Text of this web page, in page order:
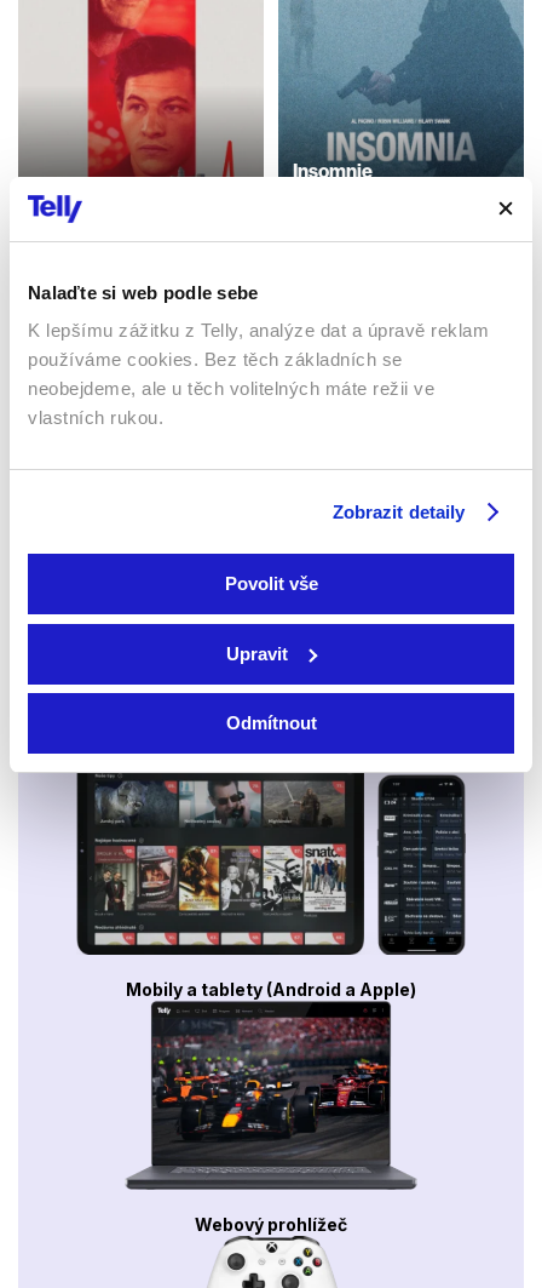
Nalaďte si web podle sebe
K lepšímu zážitku z Telly, analýze dat a úpravě reklam
používáme cookies. Bez těch základních se
neobejdeme, ale u těch volitelných máte režii ve
vlastních rukou.
Zobrazit detaily
Povolit vše
Upravit
Odmítnout
2023 | USA | 120 min
Insomnie
Sledujte kdekoliv až na 6 zařízeních
Sledovat internetovou televizi jde odkudkoliv
Smart TV - Android, Google, Samsung, LG, VIDAA
Mobily a tablety (Android a Apple)
Webový prohlížeč